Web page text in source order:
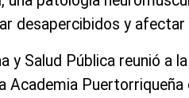
desapercibidos y afectar
y Salud Pública reunió a
Puertorriqueña